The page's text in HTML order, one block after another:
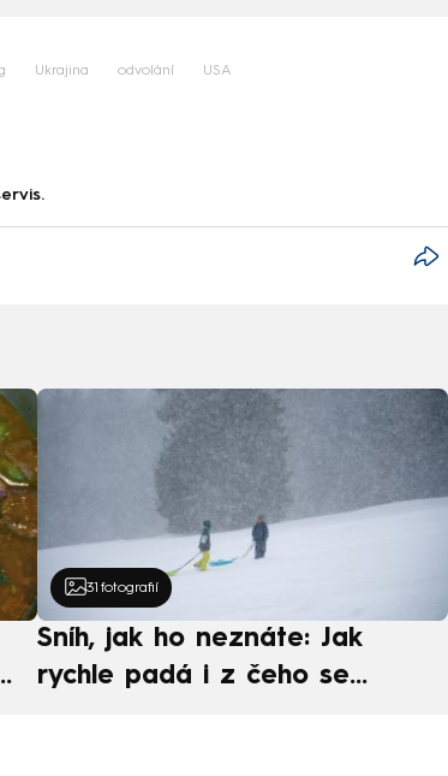
Ukrajina odvolání USA
31 fotografií
Sníh, jak ho neznáte: Jak
rychle padá i z čeho se